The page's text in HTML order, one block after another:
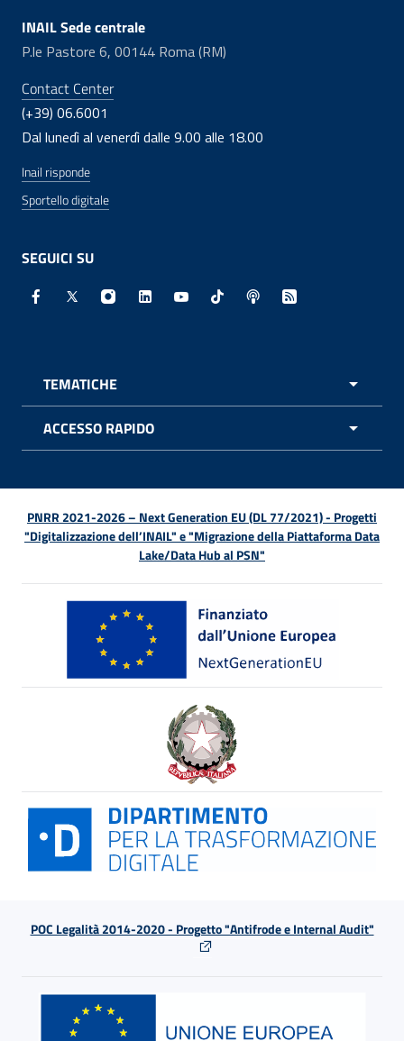
INAIL Sede centrale
P.le Pastore 6, 00144 Roma (RM)
Contact Center
(+39) 06.6001
Dal lunedì al venerdì dalle 9.00 alle 18.00
Inail risponde
Sportello digitale
SEGUICI SU
Facebook - Sito esterno - Apertura in nuova finestra
X - Sito esterno - Apertura in nuova finestra
Instagram - Sito esterno - Apertura in
Linkedin - Sito esterno - Apertura in
Youtube - Sito esterno -
TikTok - Sito esterno -
Spreaker - Sito
Feed RSS -
TEMATICHE
ACCESSO RAPIDO
PNRR 2021-2026 – Next Generation EU (DL 77/2021) - Progetti
"Digitalizzazione dell’INAIL" e "Migrazione della Piattaforma Data
Lake/Data Hub al PSN"
POC Legalità 2014-2020 - Progetto "Antifrode e Internal Audit"